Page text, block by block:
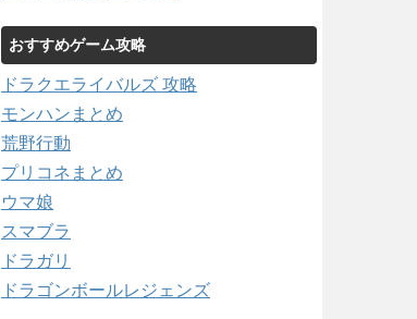
おすすめゲーム攻略
ドラクエライバルズ 攻略
モンハンまとめ
荒野行動
プリコネまとめ
ウマ娘
スマブラ
ドラガリ
ドラゴンボールレジェンズ